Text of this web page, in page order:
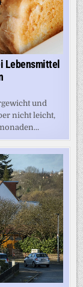
Lebensmittel
und
nicht leicht,